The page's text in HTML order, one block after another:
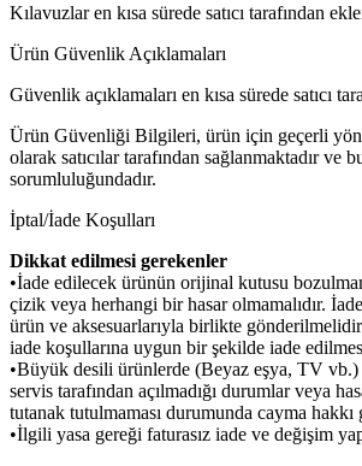
Kılavuzlar en kısa sürede satıcı tarafından
Ürün Güvenlik Açıklamaları
Güvenlik açıklamaları en kısa sürede satıcı
Ürün Güvenliği Bilgileri, ürün için geçerli
olarak satıcılar tarafından sağlanmaktadır ve
sorumluluğundadır.
İptal/İade Koşulları
Dikkat edilmesi gerekenler
•İade edilecek ürünün orijinal kutusu
çizik veya herhangi bir hasar olmamalıdır.
ürün ve aksesuarlarıyla birlikte
iade koşullarına uygun bir şekilde iade
•Büyük desili ürünlerde (Beyaz eşya, TV vb.)
servis tarafından açılmadığı durumlar veya
tutanak tutulmaması durumunda cayma
•İlgili yasa gereği faturasız iade ve değişim